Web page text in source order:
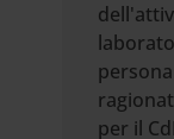
per il